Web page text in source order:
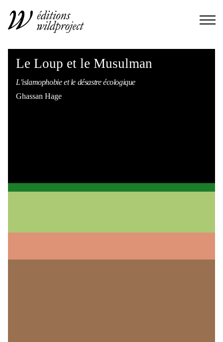
Le Loup et le Musulman
L’islamophobie et le désastre écologique
Ghassan Hage